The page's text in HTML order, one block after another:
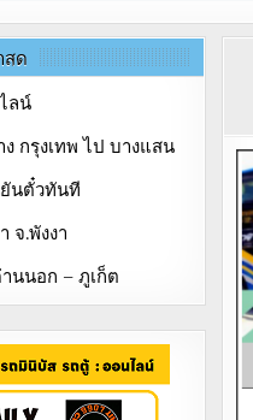
สุด
ลน์
กรุงเทพ ไป บางแสน
นตั๋วทันที
จ.พังงา
นนอก – ภูเก็ต